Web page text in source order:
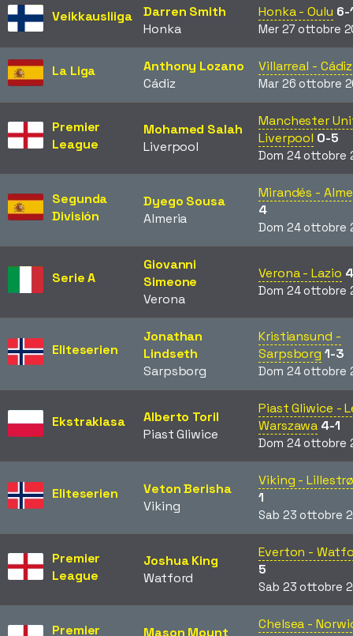
Veikkausliiga
Darren Smith
Honka
Honka - Oulu 6-
Mer 27 ottobre
La Liga
Anthony Lozano
Cádiz
Villarreal - Cádiz
Mar 26 ottobre
Premier
League
Mohamed Salah
Liverpool
Manchester
Liverpool 0-5
Dom 24 ottobre
Segunda
División
Dyego Sousa
Almeria
Mirandés -
4
Dom 24 ottobre
Serie A
Giovanni
Simeone
Verona
Verona - Lazio
Dom 24 ottobre
Eliteserien
Jonathan
Lindseth
Sarpsborg
Kristiansund -
Sarpsborg 1-3
Dom 24 ottobre
Ekstraklasa
Alberto Toril
Piast Gliwice
Piast Gliwice -
Warszawa 4-1
Dom 24 ottobre
Eliteserien
Veton Berisha
Viking
Viking -
1
Sab 23 ottobre
Premier
League
Joshua King
Watford
Everton -
5
Sab 23 ottobre
Premier Mason Mount
Chelsea -